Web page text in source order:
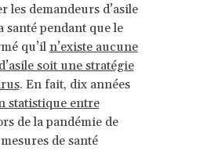
les demandeurs d’asile
pendant que le
qu’il n’existe aucune
soit une stratégie
. En fait, dix années
statistique entre
de la pandémie de
de santé